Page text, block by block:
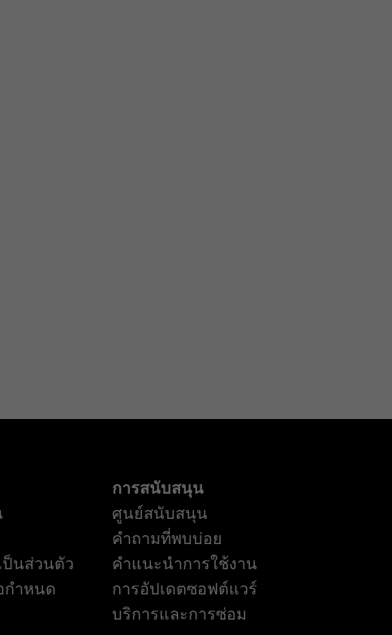
ป็นส่วนตัว
กำหนด
การสนับสนุน
ศูนย์สนับสนุน
คำถามที่พบบ่อย
คำแนะนำการใช้งาน
การอัปเดตซอฟต์แวร์
บริการและการซ่อม